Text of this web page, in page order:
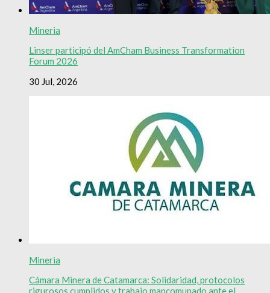
Mineria
Linser participó del AmCham Business Transformation
Forum 2026
30 Jul, 2026
Mineria
Cámara Minera de Catamarca: Solidaridad, protocolos
rigurosos cumplidos y trabajo mancomunado ante el